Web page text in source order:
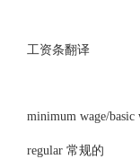
工资条翻译
minimum wage/basic
regular 常规的